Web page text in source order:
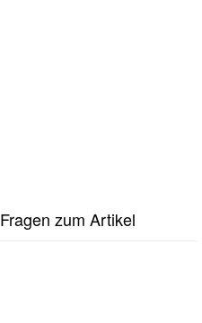
Fragen zum Artikel